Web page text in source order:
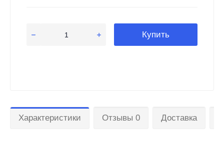
Купить
Характеристики Отзывы 0 Доставка